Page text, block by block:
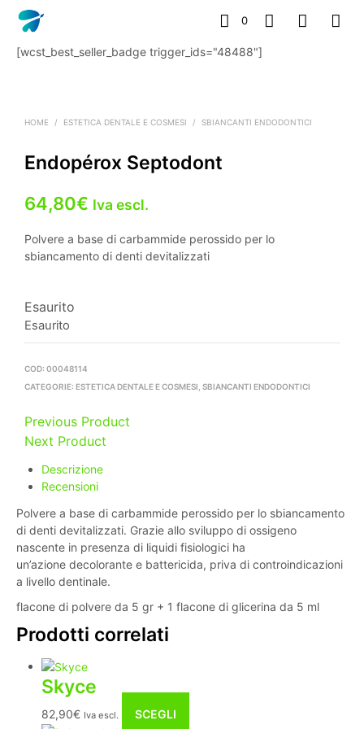
0
[wcst_best_seller_badge trigger_ids="48488"]
HOME / ESTETICA DENTALE E COSMESI / SBIANCANTI ENDODONTICI
Endopérox Septodont
64,80€ Iva escl.
Polvere a base di carbammide perossido per lo
sbiancamento di denti devitalizzati
Esaurito
Esaurito
COD: 00048114
CATEGORIE: ESTETICA DENTALE E COSMESI SBIANCANTI ENDODONTICI
Previous Product
Next Product
Descrizione
Recensioni
Polvere a base di carbammide perossido per lo sbiancamento
di denti devitalizzati. Grazie allo sviluppo di ossigeno
nascente in presenza di liquidi fisiologici ha
un’azione decolorante e battericida, priva di controindicazioni
a livello dentinale.
flacone di polvere da 5 gr + 1 flacone di glicerina da 5 ml
Prodotti correlati
Skyce
82,90€ Iva escl. SCEGLI